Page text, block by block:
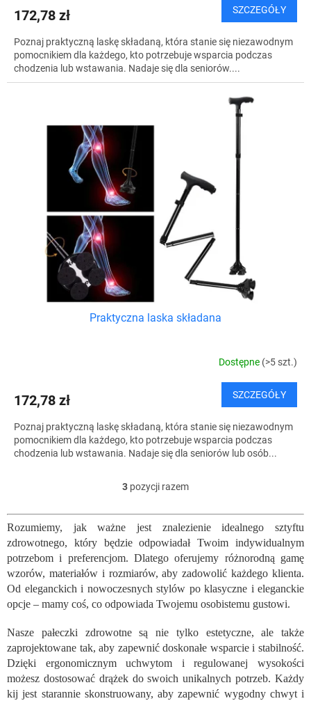
172,78 zł SZCZEGÓŁY
Poznaj praktyczną laskę składaną, która stanie się niezawodnym
pomocnikiem dla każdego, kto potrzebuje wsparcia podczas
chodzenia lub wstawania. Nadaje się dla seniorów....
Praktyczna laska składana
Dostępne (>5 szt.)
172,78 zł SZCZEGÓŁY
Poznaj praktyczną laskę składaną, która stanie się niezawodnym
pomocnikiem dla każdego, kto potrzebuje wsparcia podczas
chodzenia lub wstawania. Nadaje się dla seniorów lub osób...
K
n
r
o
l
k
i
s
t
y
3 pozycji razem
Rozumiemy, jak ważne jest znalezienie idealnego sztyftu
zdrowotnego, który będzie odpowiadał Twoim indywidualnym
potrzebom i preferencjom. Dlatego oferujemy różnorodną gamę
wzorów, materiałów i rozmiarów, aby zadowolić każdego klienta.
Od eleganckich i nowoczesnych stylów po klasyczne i eleganckie
opcje – mamy coś, co odpowiada Twojemu osobistemu gustowi.
Nasze pałeczki zdrowotne są nie tylko estetyczne, ale także
zaprojektowane tak, aby zapewnić doskonałe wsparcie i stabilność.
Dzięki ergonomicznym uchwytom i regulowanej wysokości
możesz dostosować drążek do swoich unikalnych potrzeb. Każdy
kij jest starannie skonstruowany, aby zapewnić wygodny chwyt i